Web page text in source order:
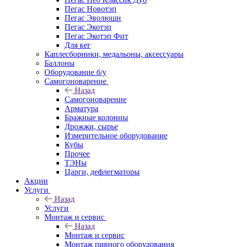
Пегас Новотэп
Пегас Эволюшн
Пегас Экотэп
Пегас Экотэп Фит
Для кег
Каплесборники, медальоны, аксессуары
Баллоны
Оборудование б/у
Самогоноварение
Назад
Самогоноварение
Арматура
Бражные колонны
Дрожжи, сырье
Измерительное оборудование
Кубы
Прочее
ТЭНы
Царги, дефлегматоры
Акции
Услуги
Назад
Услуги
Монтаж и сервис
Назад
Монтаж и сервис
Монтаж пивного оборудования